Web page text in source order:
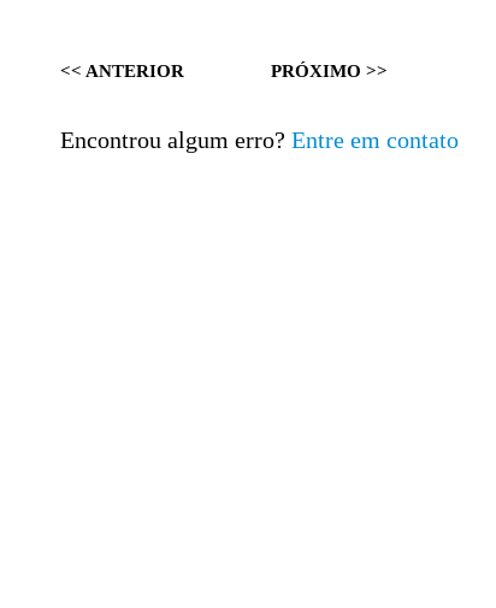
<< ANTERIOR PRÓXIMO >>
Encontrou algum erro? Entre em contato